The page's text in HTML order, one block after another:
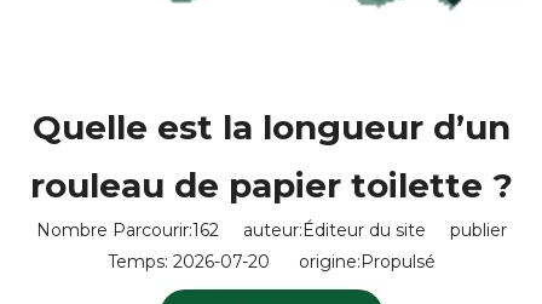
Quelle est la longueur d’un
rouleau de papier toilette ?
Nombre Parcourir:162auteur:Éditeur du site publier
Temps: 2026-07-20 origine:Propulsé